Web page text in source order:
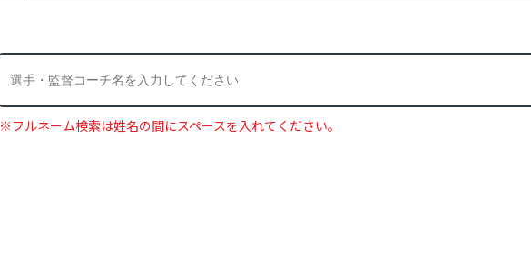
※フルネーム検索は姓名の間にスペースを入れてください。